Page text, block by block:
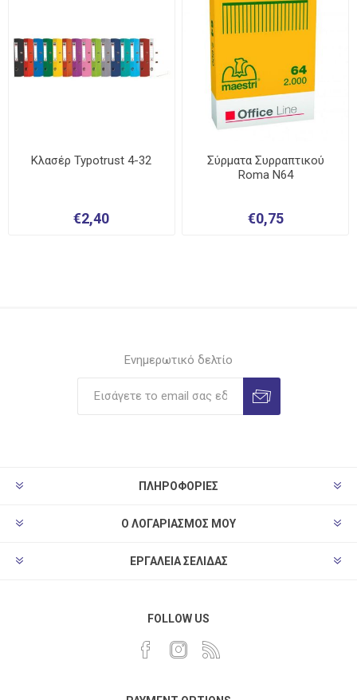
Κλασέρ Typotrust 4-32
€2,40
Σύρματα Συρραπτικού
Roma N64
€0,75
Ενημερωτικό δελτίο
ΠΛΗΡΟΦΟΡΊΕΣ
Ο ΛΟΓΑΡΙΑΣΜΌΣ ΜΟΥ
ΕΡΓΑΛΕΊΑ ΣΕΛΊΔΑΣ
FOLLOW US